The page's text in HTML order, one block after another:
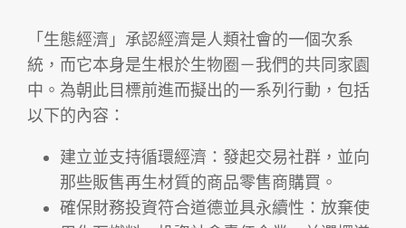
「生態經濟」承認經濟是人類社會的一個次系
統，而它本身是生根於生物圈－我們的共同家園
中。為朝此目標前進而擬出的一系列行動，包括
以下的內容：
建立並支持循環經濟：發起交易社群，並向
那些販售再生材質的商品零售商購買。
確保財務投資符合道德並具永續性：放棄使